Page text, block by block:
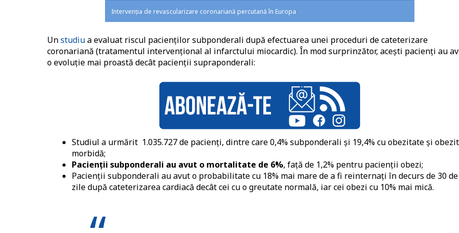
Intervenția de revascularizare coronariană percutană în Europa
Unstudiua evaluat riscul pacienților subponderali după efectuarea unei proceduri de cateterizare
coronariană (tratamentul intervențional al infarctului miocardic). În mod surprinzător, acești pacienți au
o evoluție mai proastă decât pacienții supraponderali:
Studiul a urmărit 1.035.727 de pacienți, dintre care 0,4% subponderali și 19,4% cu obezitate și
morbidă;
Pacienții subponderali au avut o mortalitate de 6%, față de 1,2% pentru pacienții obezi;
Pacienții subponderali au avut o probabilitate cu 18% mai mare de a fi reinternați în decurs de 30 de
zile după cateterizarea cardiacă decât cei cu o greutate normală, iar cei obezi cu 10% mai mică.